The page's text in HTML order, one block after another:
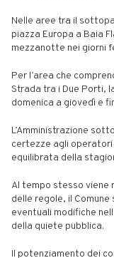
Nelle aree tra il
piazza Europa a Baia
mezzanotte nei giorni
Per l’area che
Strada tra i Due Porti,
domenica a giovedì e
L’Amministrazione
certezze agli operatori
equilibrata della
Al tempo stesso viene
delle regole, il
eventuali modifiche
della quiete pubblica.
Il potenziamento dei